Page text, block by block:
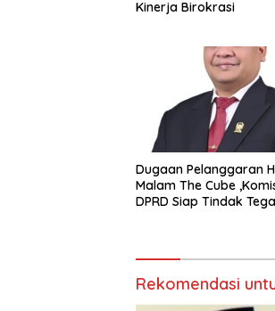
Kinerja Birokrasi
Dugaan Pelanggaran
Malam The Cube
DPRD Siap Tindak
Rekomendasi